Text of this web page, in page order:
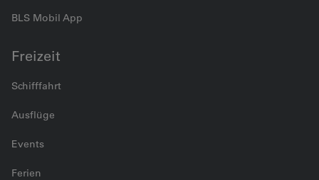
BLS Mobil App
Freizeit
Schifffahrt
Ausflüge
Events
Ferien